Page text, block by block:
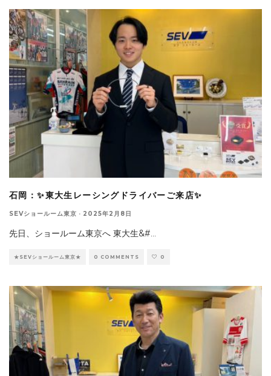
石岡：✨東大生レーシングドライバーご来店✨
SEVショールーム東京 · 2025年2月8日
先日、ショールーム東京へ 東大生&#
★SEVショールーム東京★ 0 COMMENTS 0